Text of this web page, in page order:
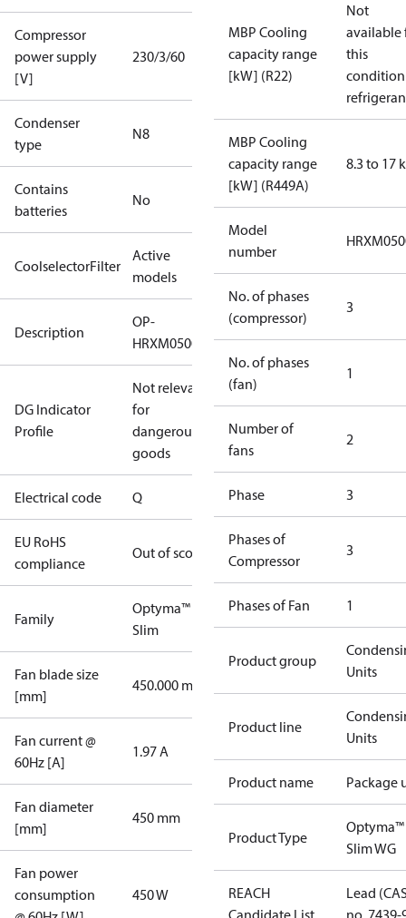
Compressor
power supply
[V]
230/3/60
Condenser
type
N8
Contains
batteries
No
CoolselectorFilter
Active
models
Description
OP-
HRXM0500UWG000Q
DG Indicator
Profile
Not relevant
for
dangerous
goods
Electrical code Q
EU RoHS
compliance
Out of scope
Family
Optyma™
Slim
Fan blade size
[mm]
450.000 mm
Fan current @
60Hz [A]
1.97 A
Fan diameter
[mm]
450 mm
Fan power
consumption
450 W
MBP Cooling
capacity range
[kW] (R22)
Not
available
this
MBP Cooling
capacity range
[kW] (R449A)
8.3 to 17
Model
number
No. of phases
(compressor)
3
No. of phases
(fan)
1
Number of
fans
2
Phase 3
Phases of
Compressor
3
Phases of Fan 1
Product group
Units
Product line
Units
Product name Package
Product Type
Optyma™
Slim WG
REACH
Candidate List
Lead
no. 7439-